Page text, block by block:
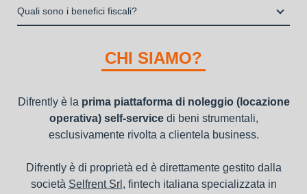
operativa di beni mobili strumentali (B2B), previa approvazione
della richiesta da parte della stessa.
Una volta fatto login vai sull’icona con l’omino e clicca su
Quali sono i benefici fiscali?
nel bilancio, poiché i canoni vengono considerati un servizio. I
canoni di noleggio sono deducibili ai fini IRES e IRAP
CHI SIAMO?
Difrently è la prima piattaforma di noleggio (locazione
operativa) self-servicedi beni strumentali,
esclusivamente rivolta a clientela business.
Difrently è di proprietà ed è direttamente gestito dalla
società Selfrent Srl , fintech italiana specializzata in